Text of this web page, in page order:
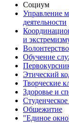
Социум
Управление
деятельности
и
Волонтерство
Обучение
Этический
Творческие
Здоровье и
Общежитие
"Единое